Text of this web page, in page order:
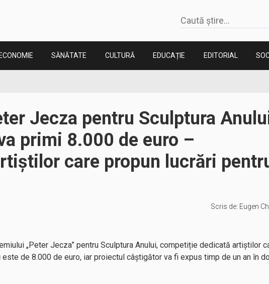
ECONOMIE SĂNĂTATE CULTURĂ EDUCAȚIE EDITORIAL
Jecza pentru Sculptura
primi 8.000 de euro –
care propun lucrări
Scris de: Eugen
„Peter Jecza” pentru Sculptura Anului, competiție dedicată artiștilor
de 8.000 de euro, iar proiectul câștigător va fi expus timp de un an în